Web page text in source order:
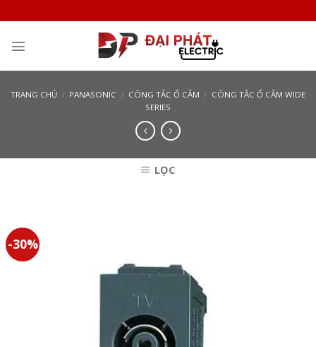
to
content
TRANG CHỦ / PANASONIC / CÔNG TẮC Ổ CẮM / CÔNG TẮC Ổ CẮM WIDE
SERIES
LỌC
-30%